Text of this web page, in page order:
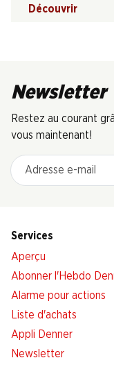
Découvrir
Newsletter
Restez au courant
vous maintenant!
Adresse e-mail
Services
Aperçu
Abonner l'Hebdo
Alarme pour actions
Liste d'achats
Appli Denner
Newsletter